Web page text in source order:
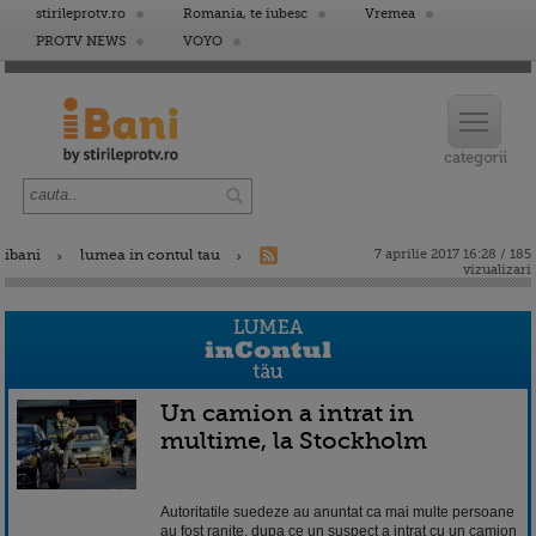
stirileprotv.ro Romania, te iubesc
Vremea
PROTV NEWS
VOYO
ibani lumea in contul tau
7 aprilie 2017 16:28 / 185
vizualizari
Un camion a intrat in
multime, la Stockholm
Autoritatile suedeze au anuntat ca mai multe persoane
au fost ranite, dupa ce un suspect a intrat cu un camion